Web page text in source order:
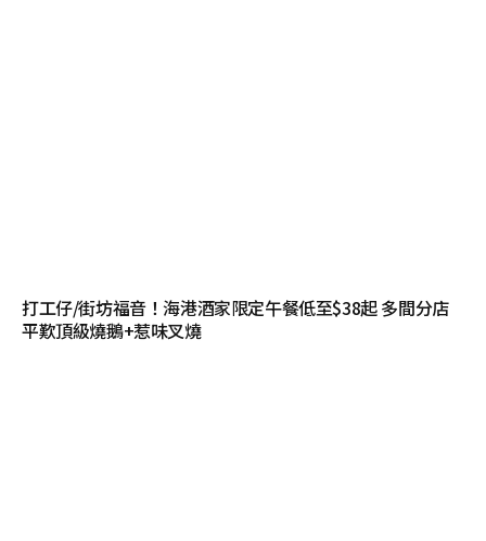
打工仔/街坊福音！海港酒家限定午餐低至$38起 多間分店
平歎頂級燒鵝+惹味叉燒